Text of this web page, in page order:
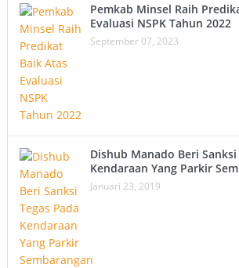
Pemkab Minsel Raih
Evaluasi NSPK Tahun 2022
September 07, 2023
Dishub Manado Beri Sanksi
Kendaraan Yang Parkir
Januari 23, 2019